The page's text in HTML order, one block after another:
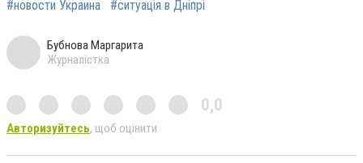
#новости Украина
#ситуація в Дніпрі
Бубнова Маргарита
Журналістка
0,0
Авторизуйтесь, щоб оцінити